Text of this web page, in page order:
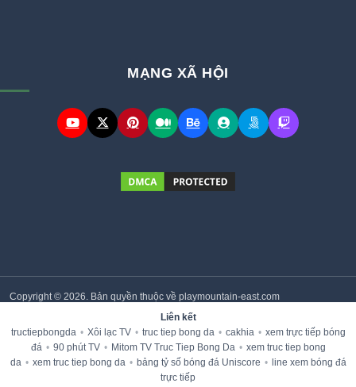
MẠNG XÃ HỘI
Copyright © 2026. Bản quyền thuộc về playmountain-east.com
Liên kết
tructiepbongda • Xôi lạc TV • truc tiep bong da • cakhia • xem trực tiếp bóng
đá • 90 phút TV • Mitom TV Truc Tiep Bong Da • xem truc tiep bong
da • xem truc tiep bong da • bảng tỷ số bóng đá Uniscore • line xem bóng đá
trực tiếp